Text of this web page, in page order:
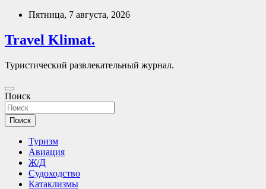
Перейти
содержимому
Пятница, 7 августа, 2026
Travel Klimat.
Туристический развлекательный журнал.
Поиск
Поиск
Туризм
Авиация
Ж/Д
Судоходство
Катаклизмы